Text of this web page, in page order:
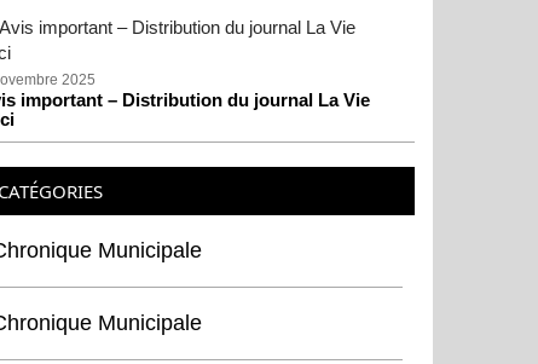
2025
important – Distribution du journal La Vie
CATÉGORIES
Municipale
Municipale